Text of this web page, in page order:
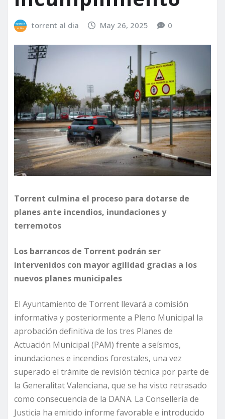
torrent al dia May 26, 2025 0
Torrent culmina el proceso para dotarse de
planes ante incendios, inundaciones y
terremotos
Los barrancos de Torrent podrán ser
intervenidos con mayor agilidad gracias a los
nuevos planes municipales
El Ayuntamiento de Torrent llevará a comisión
informativa y posteriormente a Pleno Municipal la
aprobación definitiva de los tres Planes de
Actuación Municipal (PAM) frente a seísmos,
inundaciones e incendios forestales, una vez
superado el trámite de revisión técnica por parte de
la Generalitat Valenciana, que se ha visto retrasado
como consecuencia de la DANA. La Consellería de
Justicia ha emitido informe favorable e introducido